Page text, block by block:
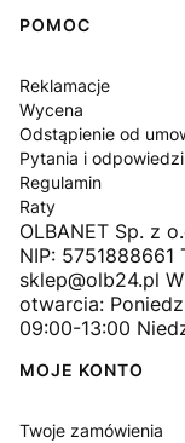
Linki w stopce
POMOC
Reklamacje
Wycena
Odstąpienie od
Pytania i odpowiedzi
Regulamin
Raty
OLBANET Sp. z
NIP:
sklep@olb24.pl
otwarcia:
09:00-13:00
MOJE KONTO
Twoje zamówienia